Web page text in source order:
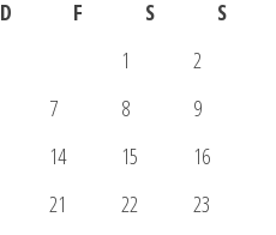
D F S
S
1
2
7 8
9
14 15
16
21 22
23